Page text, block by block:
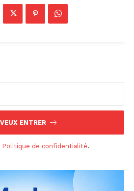
ENTRER
Politique de confidentialité.